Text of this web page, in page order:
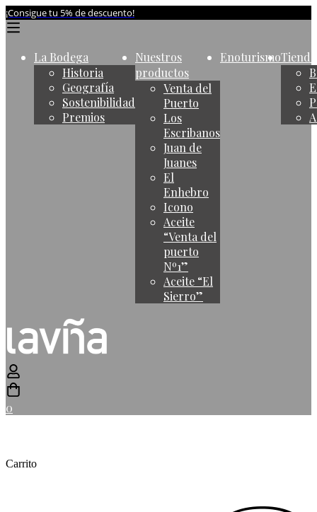
¡Consigue tu 5% de descuento!
La Bodega
Historia
Geografía
Sostenibilidad
Premios
Nuestros
productos
Venta del
Puerto
Los
Escribanos
Juan de
Juanes
El
Enhebro
Icono
Aceite
“Venta del
puerto
Nº1”
Aceite “El
Sierro”
EnoturismoTienda
0
Carrito